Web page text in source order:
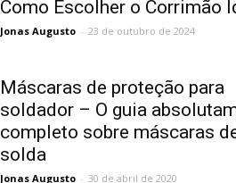
Como Escolher o Corrimão
Jonas Augusto - 23 de outubro de 2024
Máscaras de proteção para
soldador – O guia
completo sobre máscaras
solda
Jonas Augusto - 30 de abril de 2020